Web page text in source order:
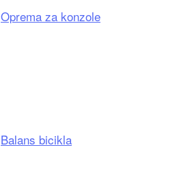
Oprema za konzole
Balans bicikla